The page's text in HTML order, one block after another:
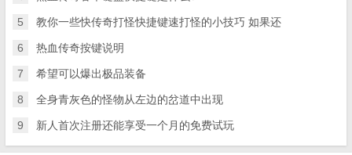
5 教你一些快传奇打怪快捷键速打怪的小技巧 如果还
6 热血传奇按键说明
7 希望可以爆出极品装备
8 全身青灰色的怪物从左边的岔道中出现
9 新人首次注册还能享受一个月的免费试玩